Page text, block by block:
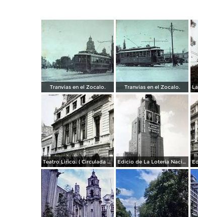
Tranvias en el Zocalo. Tranvias en el Zocalo.
Teatro Lirico. ( Circulada el 1 de Agosto de 1926 ). Edicio de La Loteria Nacional Ciudad de México Abril de 1964